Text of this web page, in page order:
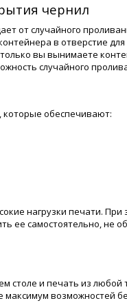
чернил
от случайного
в отверстие
вы вынимаете
случайного
которые обеспечивают:
нагрузки печати. При
ее самостоятельно, не
столе и печать из любой
максимум возможностей